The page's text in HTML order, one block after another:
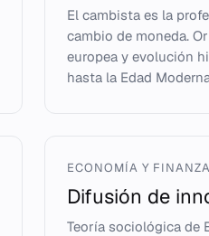
El cambista es la
cambio de moneda.
europea y evolución
hasta la Edad
ECONOMÍA Y
Difusión de
Teoría sociológica de